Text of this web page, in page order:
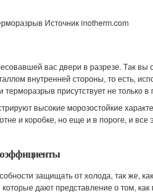
Источник inotherm.com
вас двери в разрезе. Так вы
внутренней стороны, то есть,
присутствует не только в
высокие морозостойкие
и коробке, но еще и в пороге, и все
защищать от холода, так же,
дают представление о том, как